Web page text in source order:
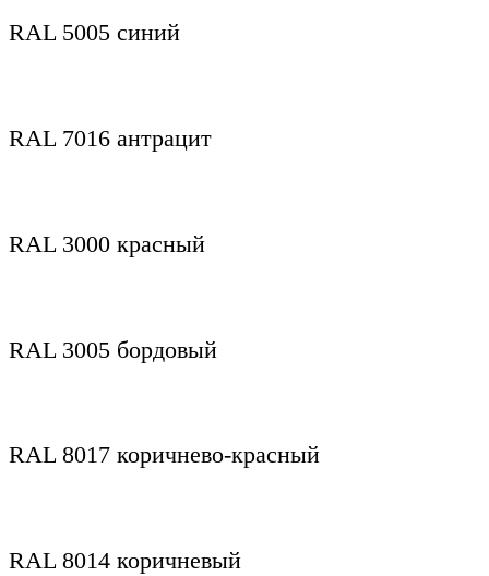
RAL 5005 синий
RAL 7016 антрацит
RAL 3000 красный
RAL 3005 бордовый
RAL 8017 коричнево-красный
RAL 8014 коричневый